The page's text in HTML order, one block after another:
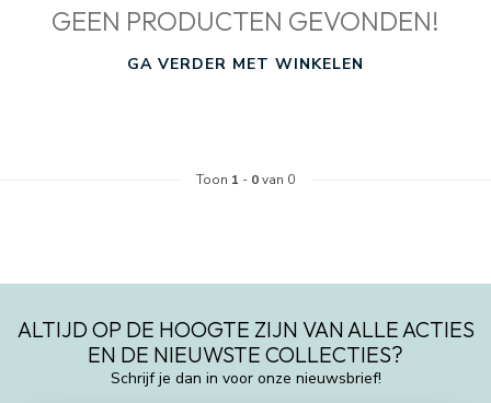
GEEN PRODUCTEN GEVONDEN!
GA VERDER MET WINKELEN
Toon 1 - 0van 0
ALTIJD OP DE HOOGTE ZIJN VAN ALLE ACTIES
EN DE NIEUWSTE COLLECTIES?
Schrijf je dan in voor onze nieuwsbrief!